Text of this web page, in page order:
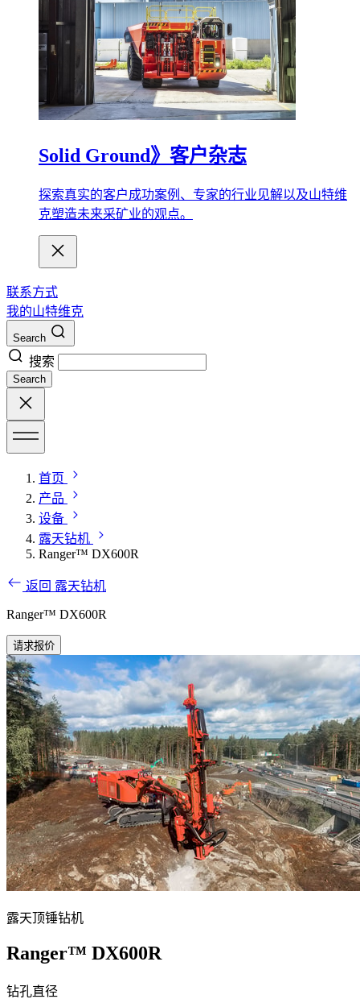
Solid Ground》客户杂志
探索真实的客户成功案例、专家的行业见解以及山特维
克塑造未来采矿业的观点。
联系方式
我的山特维克
Search
搜索
Search
首页
产品
设备
露天钻机
Ranger™ DX600R
返回 露天钻机
Ranger™ DX600R
请求报价
露天顶锤钻机
Ranger™ DX600R
钻孔直径